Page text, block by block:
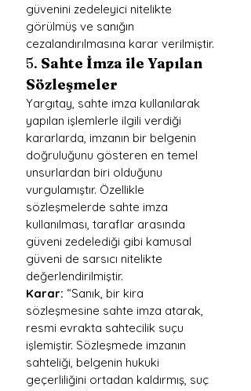
güvenini zedeleyici nitelikte
görülmüş ve sanığın
cezalandırılmasına karar verilmiştir.
5. Sahte İmza ile Yapılan
Sözleşmeler
Yargıtay, sahte imza kullanılarak
yapılan işlemlerle ilgili verdiği
kararlarda, imzanın bir belgenin
doğruluğunu gösteren en temel
unsurlardan biri olduğunu
vurgulamıştır. Özellikle
sözleşmelerde sahte imza
kullanılması, taraflar arasında
güveni zedelediği gibi kamusal
güveni de sarsıcı nitelikte
değerlendirilmiştir.
Karar: “Sanık, bir kira
sözleşmesine sahte imza atarak,
resmi evrakta sahtecilik suçu
işlemiştir. Sözleşmede imzanın
sahteliği, belgenin hukuki
geçerliliğini ortadan kaldırmış, suç